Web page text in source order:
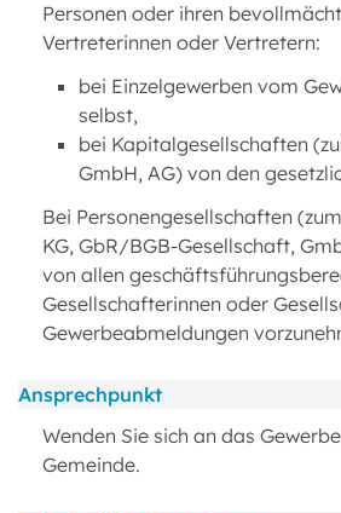
Personen oder ihren
Vertreterinnen oder Vertretern:
bei Einzelgewerben vom
selbst,
bei Kapitalgesellschaften
GmbH, AG) von den
Bei Personengesellschaften
KG, GbR/BGB-Gesellschaft,
von allen
Gesellschafterinnen oder
Gewerbeabmeldungen
Ansprechpunkt
Wenden Sie sich an das
Gemeinde.